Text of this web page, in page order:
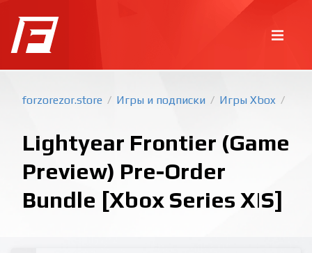
forzorezor.store / Игры и подписки / Игры Xbox /
Lightyear Frontier (Game
Preview) Pre-Order
Bundle [Xbox Series X|S]